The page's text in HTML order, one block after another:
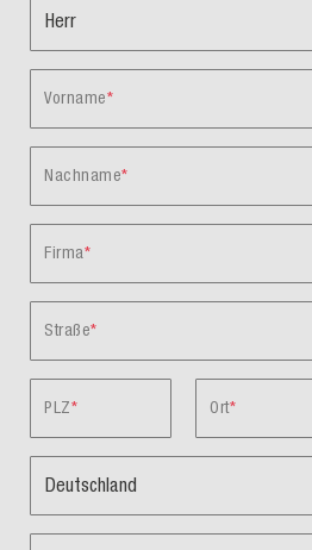
Vorname
Nachname
Firma
Straße
PLZ Ort